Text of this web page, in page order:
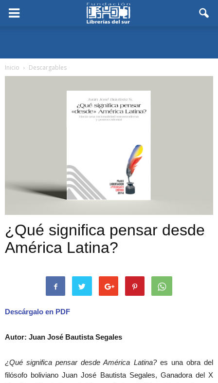
Inicio Descargables
¿Qué significa pensar desde
América Latina?
Descárgalo en PDF
Autor: Juan José Bautista Segales
¿Qué significa pensar desde América Latina?es una obra del
filósofo boliviano Juan José Bautista Segales, Ganadora del X